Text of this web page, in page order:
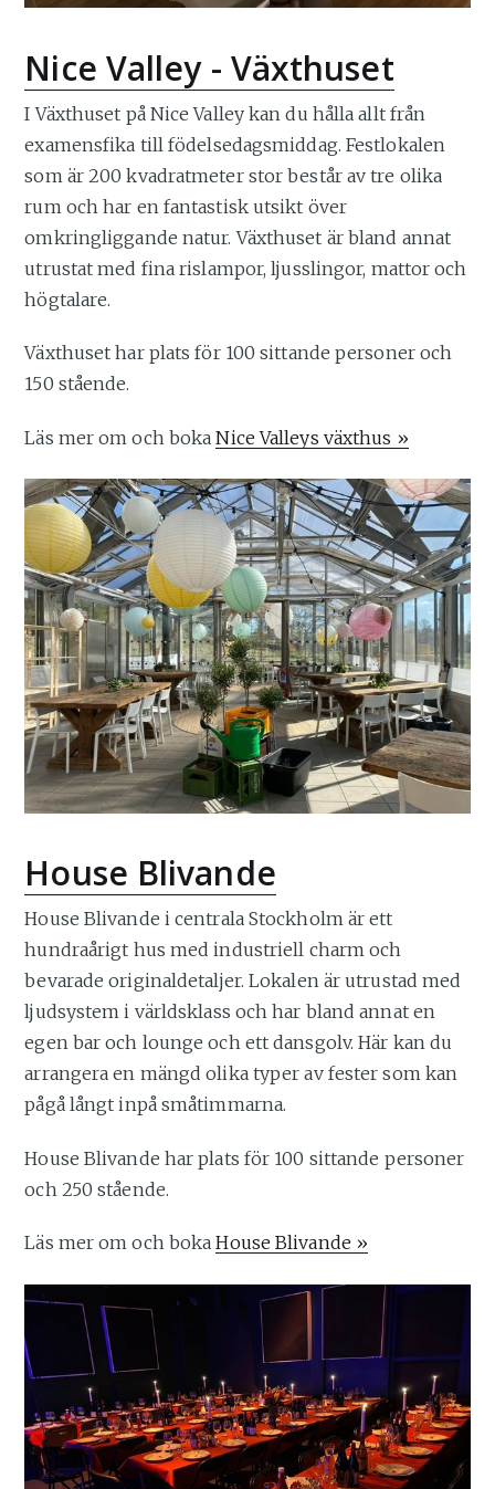
Nice Valley - Växthuset
I Växthuset på Nice Valley kan du hålla allt från
examensfika till födelsedagsmiddag. Festlokalen
som är 200 kvadratmeter stor består av tre olika
rum och har en fantastisk utsikt över
omkringliggande natur. Växthuset är bland annat
utrustat med fina rislampor, ljusslingor, mattor och
högtalare.
Växthuset har plats för 100 sittande personer och
150 stående.
Läs mer om och bokaNice Valleys växthus »
House Blivande
House Blivande i centrala Stockholm är ett
hundraårigt hus med industriell charm och
bevarade originaldetaljer. Lokalen är utrustad med
ljudsystem i världsklass och har bland annat en
egen bar och lounge och ett dansgolv. Här kan du
arrangera en mängd olika typer av fester som kan
pågå långt inpå småtimmarna.
House Blivande har plats för 100 sittande personer
och 250 stående.
Läs mer om och bokaHouse Blivande »